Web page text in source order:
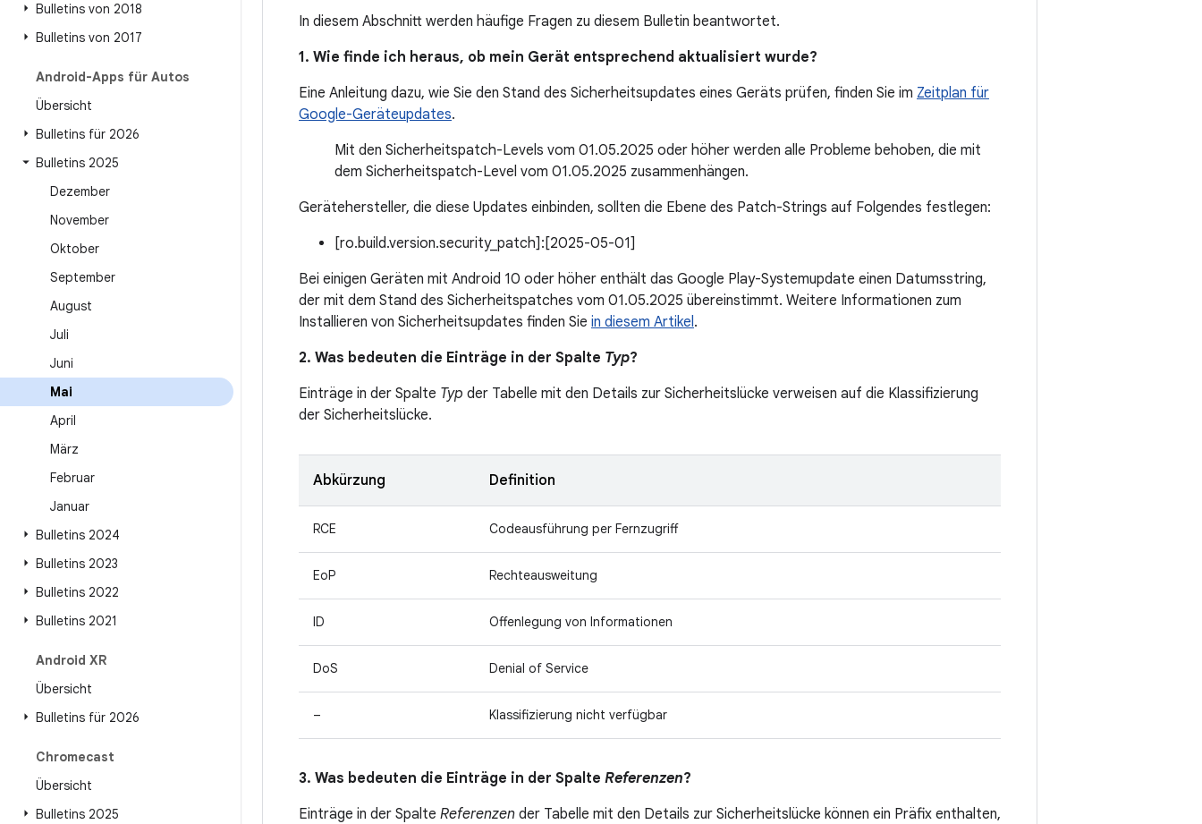
Bulletins von 2018
Bulletins von 2017
Android-Apps für Autos
Übersicht
Bulletins für 2026
Bulletins 2025
Dezember
November
Oktober
September
August
Juli
Juni
Mai
April
März
Februar
Januar
Bulletins 2024
Bulletins 2023
Bulletins 2022
Bulletins 2021
Android XR
Übersicht
Bulletins für 2026
Chromecast
Übersicht
Bulletins 2025
In diesem Abschnitt werden häufige Fragen zu diesem Bulletin beantwortet.
1. Wie finde ich heraus, ob mein Gerät entsprechend aktualisiert wurde?
Eine Anleitung dazu, wie Sie den Stand des Sicherheitsupdates eines Geräts prüfen, finden Sie im Zeitplan für
Google-Geräteupdates.
Mit den Sicherheitspatch-Levels vom 01.05.2025 oder höher werden alle Probleme behoben, die mit
dem Sicherheitspatch-Level vom 01.05.2025 zusammenhängen.
Gerätehersteller, die diese Updates einbinden, sollten die Ebene des Patch-Strings auf Folgendes festlegen:
[ro.build.version.security_patch]:[2025-05-01]
Bei einigen Geräten mit Android 10 oder höher enthält das Google Play-Systemupdate einen Datumsstring,
der mit dem Stand des Sicherheitspatches vom 01.05.2025 übereinstimmt. Weitere Informationen zum
Installieren von Sicherheitsupdates finden Sie in diesem Artikel.
2. Was bedeuten die Einträge in der Spalte Typ?
Einträge in der Spalte Typ der Tabelle mit den Details zur Sicherheitslücke verweisen auf die Klassifizierung
der Sicherheitslücke.
Abkürzung Definition
RCE Codeausführung per Fernzugriff
EoP Rechteausweitung
ID Offenlegung von Informationen
DoS Denial of Service
– Klassifizierung nicht verfügbar
3. Was bedeuten die Einträge in der Spalte Referenzen?
Einträge in der Spalte Referenzen der Tabelle mit den Details zur Sicherheitslücke können ein Präfix enthalten,